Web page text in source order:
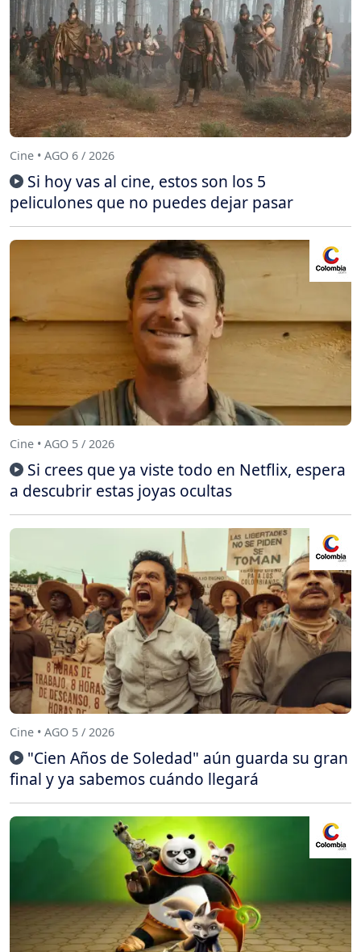
Cine • AGO 6 / 2026
Si hoy vas al cine, estos son los 5
peliculones que no puedes dejar pasar
Cine • AGO 5 / 2026
Si crees que ya viste todo en Netflix, espera
a descubrir estas joyas ocultas
Cine • AGO 5 / 2026
"Cien Años de Soledad" aún guarda su gran
final y ya sabemos cuándo llegará